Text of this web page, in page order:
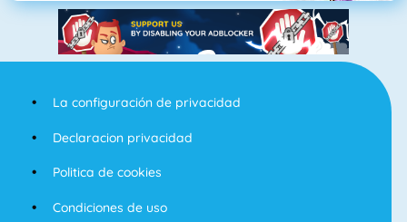
La configuración de privacidad
Declaracion privacidad
Politica de cookies
Condiciones de uso